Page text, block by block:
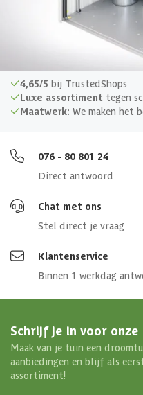
Overige specificaties
Materiaal
Afmetingen (bxl)
4,65/5 bij TrustedShops
Luxe assortiment tegen
Maatwerk: We maken het
076 - 80 801 24
Direct antwoord
Chat met ons
Stel direct je vraag
Klantenservice
Binnen 1 werkdag
Schrijf je in voor
Maak van je tuin een
aanbiedingen en blijf als
assortiment!